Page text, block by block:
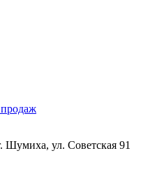
Шумиха, ул. Советская 91